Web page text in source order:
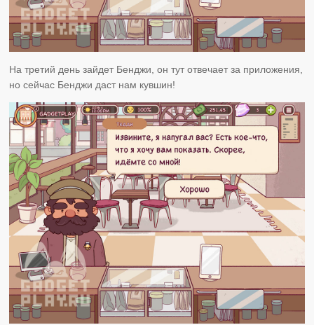
На третий день зайдет Бенджи, он тут отвечает за приложения,
но сейчас Бенджи даст нам кувшин!